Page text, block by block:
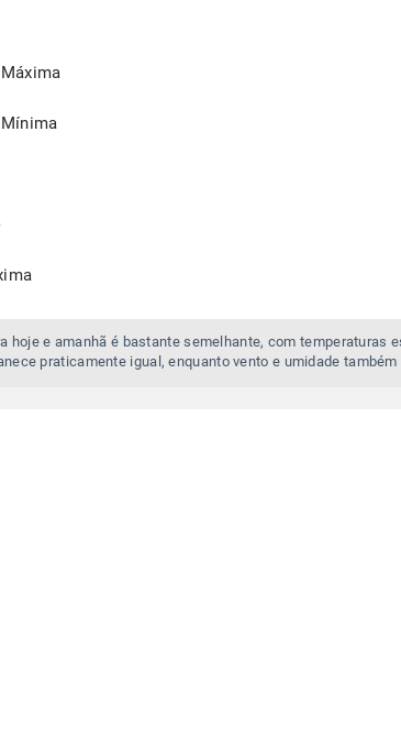
hoje e amanhã é bastante semelhante, com temperaturas
praticamente igual, enquanto vento e umidade